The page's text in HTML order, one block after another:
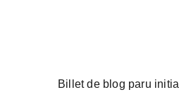
Billet de blog paru